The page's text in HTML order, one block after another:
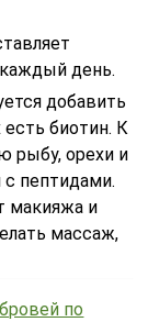
день.
добавить
биотин. К
рыбу, орехи и
пептидами.
макияжа и
массаж,
по